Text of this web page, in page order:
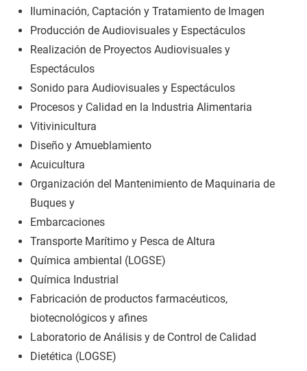
Iluminación, Captación y Tratamiento de Imagen
Producción de Audiovisuales y Espectáculos
Realización de Proyectos Audiovisuales y
Espectáculos
Sonido para Audiovisuales y Espectáculos
Procesos y Calidad en la Industria Alimentaria
Vitivinicultura
Diseño y Amueblamiento
Acuicultura
Organización del Mantenimiento de Maquinaria de
Buques y
Embarcaciones
Transporte Marítimo y Pesca de Altura
Química ambiental (LOGSE)
Química Industrial
Fabricación de productos farmacéuticos,
biotecnológicos y afines
Laboratorio de Análisis y de Control de Calidad
Dietética (LOGSE)